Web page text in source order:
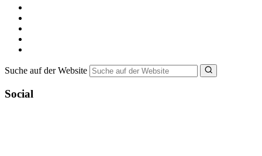
Suche auf der Website
Social